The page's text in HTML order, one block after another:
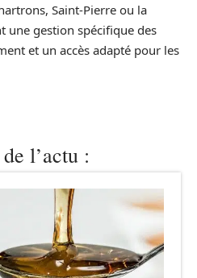
Saint-Pierre ou la
une gestion spécifique des
et un accès adapté pour les
l’actu :